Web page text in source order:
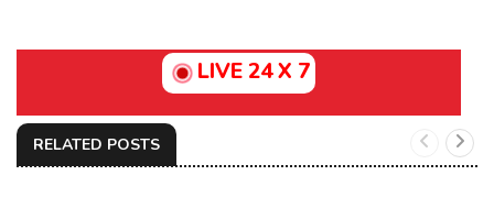
LIVE 24 X 7
RELATED POSTS